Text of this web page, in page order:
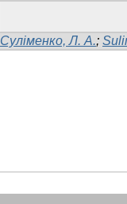
Суліменко, Л. А.;